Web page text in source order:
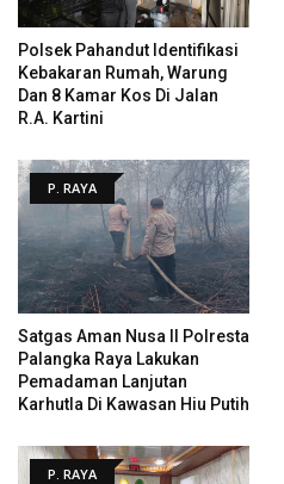
Polsek Pahandut Identifikasi
Kebakaran Rumah, Warung
Dan 8 Kamar Kos Di Jalan
R.A. Kartini
P. RAYA
Satgas Aman Nusa II Polresta
Palangka Raya Lakukan
Pemadaman Lanjutan
Karhutla Di Kawasan Hiu Putih
P. RAYA